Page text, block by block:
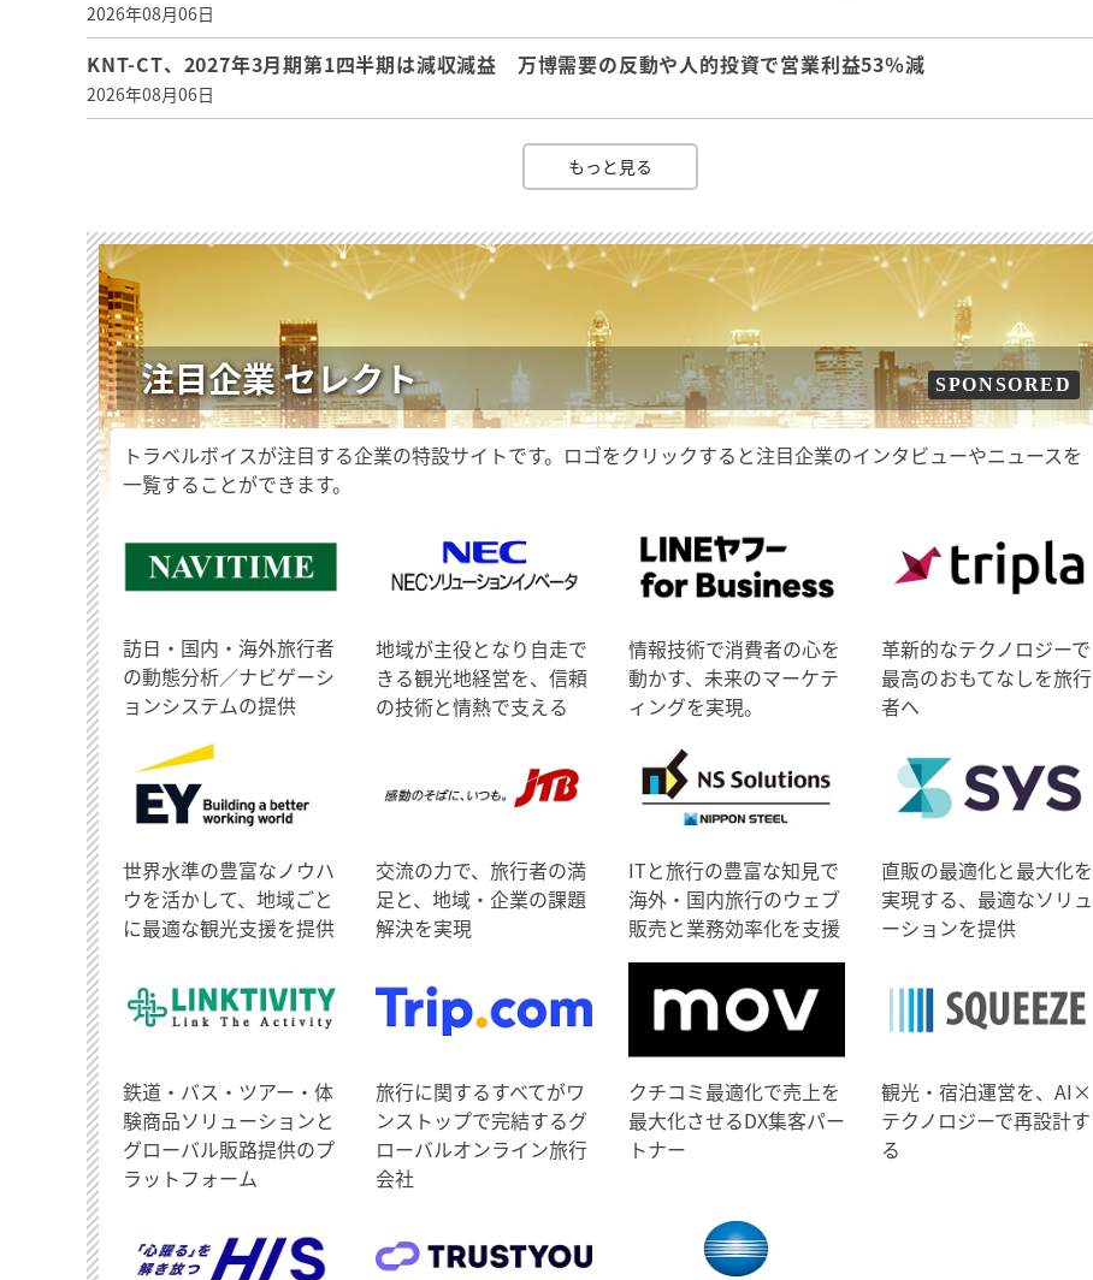
2026年08月06日
KNT-CT、2027年3月期第1四半期は減収減益 万博需要の反動や人的投資で営業利益53％減
2026年08月06日
もっと見る
注目企業 セレクト SPONSORED
トラベルボイスが注目する企業の特設サイトです。ロゴをクリックすると注目企業のインタビューやニュースを
一覧することができます。
訪日・国内・海外旅行者
の動態分析／ナビゲーシ
ョンシステムの提供
地域が主役となり自走で
きる観光地経営を、信頼
の技術と情熱で支える
情報技術で消費者の心を
動かす、未来のマーケテ
ィングを実現。
革新的なテクノロジーで
最高のおもてなしを旅行
者へ
世界水準の豊富なノウハ
ウを活かして、地域ごと
に最適な観光支援を提供
交流の力で、旅行者の満
足と、地域・企業の課題
解決を実現
ITと旅行の豊富な知見で
海外・国内旅行のウェブ
販売と業務効率化を支援
直販の最適化と最大化を
実現する、最適なソリュ
ーションを提供
鉄道・バス・ツアー・体
験商品ソリューションと
グローバル販路提供のプ
ラットフォーム
旅行に関するすべてがワ
ンストップで完結するグ
ローバルオンライン旅行
会社
クチコミ最適化で売上を
最大化させるDX集客パー
トナー
観光・宿泊運営を、AI×
テクノロジーで再設計す
る